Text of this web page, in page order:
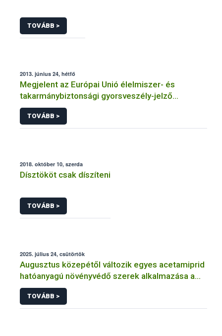
TOVÁBB >
2013. június 24, hétfő
Megjelent az Európai Unió élelmiszer- és
takarmánybiztonsági gyorsveszély-jelző
rendszerének éves jelentése
TOVÁBB >
2018. október 10, szerda
Dísztököt csak díszíteni
TOVÁBB >
2025. július 24, csütörtök
Augusztus közepétől változik egyes acetamiprid
hatóanyagú növényvédő szerek alkalmazása a
határérték csökkentése miatt
TOVÁBB >